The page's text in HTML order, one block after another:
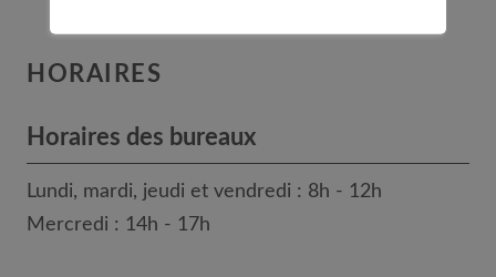
HORAIRES
Horaires des bureaux
Lundi, mardi, jeudi et vendredi : 8h - 12h
Mercredi : 14h - 17h